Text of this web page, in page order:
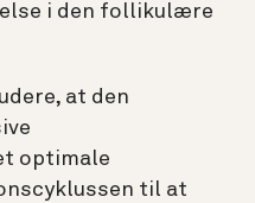
i den follikulære
at den
optimale
til at